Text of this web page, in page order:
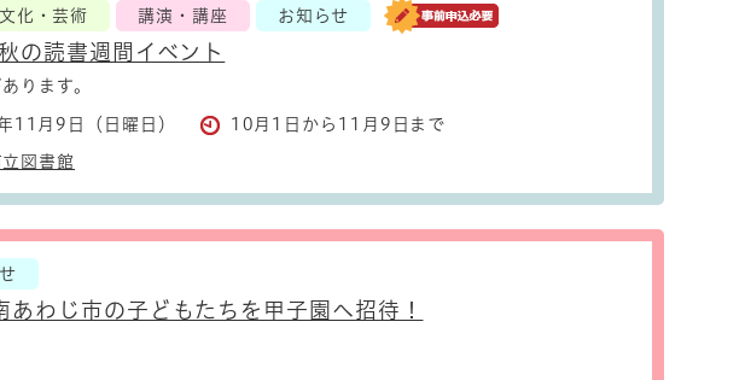
文化・芸術 講演・講座 お知らせ
の読書週間イベント
ります。
月9日（日曜日） 10月1日から11月9日まで
立図書館
わじ市の子どもたちを甲子園へ招待！